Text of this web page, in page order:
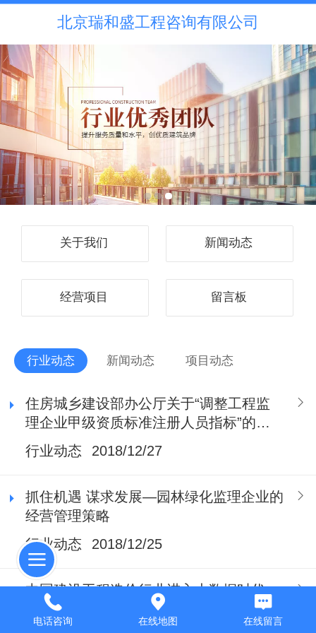
北京瑞和盛工程咨询有限公司
关于我们 新闻动态
经营项目 留言板
行业动态 新闻动态 项目动态
住房城乡建设部办公厅关于“调整工程监
理企业甲级资质标准注册人员指标”的通
知
行业动态 2018/12/27
抓住机遇 谋求发展—园林绿化监理企业的
经营管理策略
行业动态
2018/12/25
中国建设工程造价行业进入大数据时代
行业动态
2018/12/23
电话咨询 在线地图 在线留言